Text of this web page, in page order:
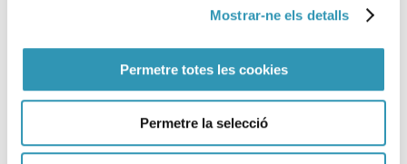
Mostrar-ne els detalls
Permetre totes les cookies
Permetre la selecció
d’episodi ambiental de
contaminació atmosfèrica per
PM10
29-06-2026